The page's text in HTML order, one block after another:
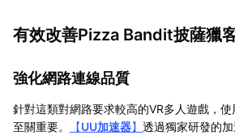
有效改善Pizza Bandit披薩獵
強化網路連線品質
針對這類對網路要求較高的VR多人遊戲，
至關重要。
【UU加速器】 透過獨家研發的